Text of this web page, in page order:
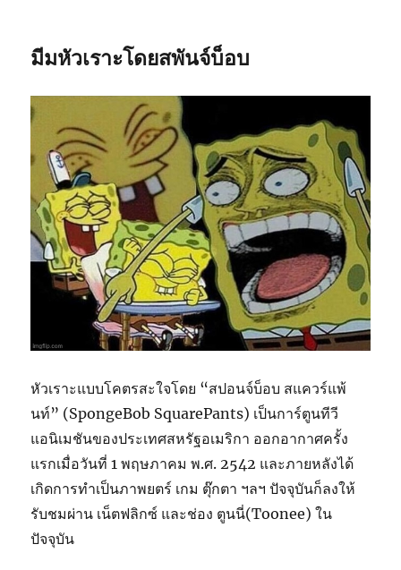
มีมหัวเราะโดยสพันจ์บ็อบ
หัวเราะแบบโคตรสะใจโดย “สปอนจ์บ็อบ สแควร์แพ้
นท์” (SpongeBob SquarePants) เป็นการ์ตูนทีวี
แอนิเมชันของประเทศสหรัฐอเมริกา ออกอากาศครั้ง
แรกเมื่อวันที่ 1 พฤษภาคม พ.ศ. 2542 และภายหลังได้
เกิดการทำเป็นภาพยตร์ เกม ตุ๊กตา ฯลฯ ปัจจุบันก็ลงให้
รับชมผ่าน เน็ตฟลิกซ์ และช่อง ตูนนี่(Toonee) ใน
ปัจจุบัน